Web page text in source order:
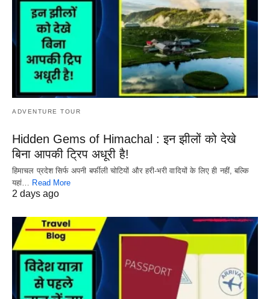
ADVENTURE TOUR
Hidden Gems of Himachal : इन झीलों को देखे
बिना आपकी ट्रिप अधूरी है!
हिमाचल प्रदेश सिर्फ अपनी बर्फीली चोटियों और हरी-भरी वादियों के लिए ही नहीं, बल्कि
यहां…
Read More
2 days ago